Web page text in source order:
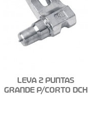
LEVA 2 PUNTAS
GRANDE P/CORTO DCH